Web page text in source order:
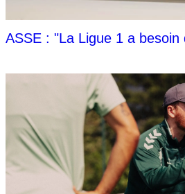
ASSE : "La Ligue 1 a besoin